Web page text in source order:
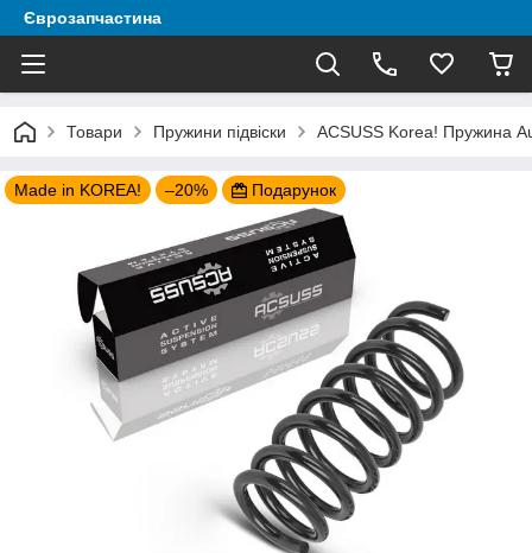
Єврозапчастина
Товари Пружини підвіски ACSUSS Korea! Пружина
Made in KOREA! –20% Подарунок